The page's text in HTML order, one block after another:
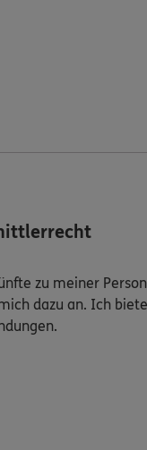
zu meiner
dazu an. Ich